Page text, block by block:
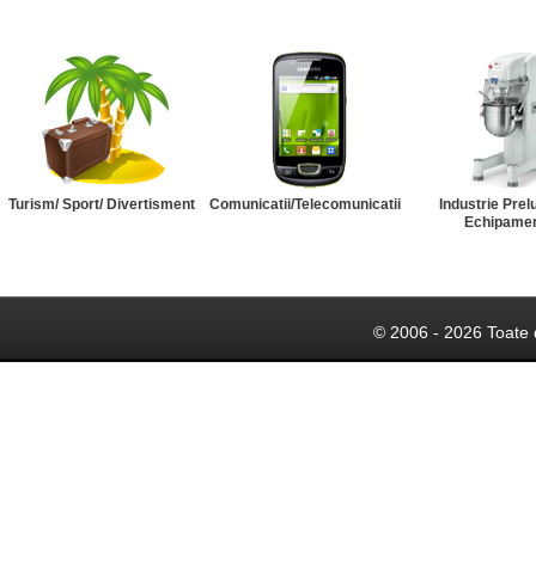
Turism/ Sport/ Divertisment Comunicatii/Telecomunicatii
Industrie
© 2006 - 2026